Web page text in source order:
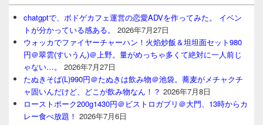
chatgptで、ボドゲカフェ運営の恋愛ADVを作ってみた。 イベン
トが分かっている感ある。
2026年7月27日
ウォッカでファイヤーチャーハン！火焰炒飯＆坦坦面セット980
円＠翠雲(すいうん)＠上野。量がめっちゃ多くて絶対に一人前じ
ゃない…。
2026年7月27日
たぬきそば(L)990円＠たぬきは飲み物＠池袋。蕎麦がメチャクチ
ャ固いんだけど、どこが飲み物なん！？ 2026年7月8日
ローストポーク200g1430円＠ビストロガブリ＠大門、13時からカ
レー食べ放題！ 2026年7月6日